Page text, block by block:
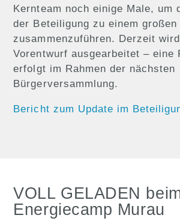
Kernteam noch einige Male, um
der Beteiligung zu einem großen
zusammenzuführen. Derzeit
Vorentwurf ausgearbeitet – eine
erfolgt im Rahmen der nächsten
Bürgerversammlung.
Bericht zum Update im
VOLL GELADEN
Energiecamp Murau